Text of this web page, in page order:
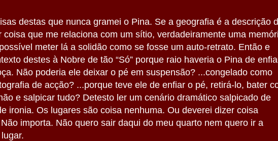
destas que nunca gramei o Pina. Se a geografia é a descrição
coisa que me relaciona com um sítio, verdadeiramente uma
meter lá a solidão como se fosse um auto-retrato. Então e
destes à Nobre de tão “Só” porque raio haveria o Pina de
Não poderia ele deixar o pé em suspensão? ...congelado como
de acção? ...porque teve ele de enfiar o pé, retirá-lo, bater
e salpicar tudo? Detesto ler um cenário dramático salpicado de
ironia. Os lugares são coisa nenhuma. Ou deverei dizer coisa
importa. Não quero sair daqui do meu quarto nem quero ir a